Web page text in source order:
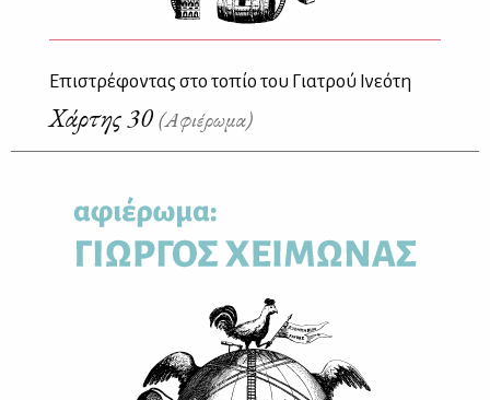
Επιστρέφοντας στο τοπίο του Γιατρού Ινεότη
Χάρτης 30(Αφιέρωμα)